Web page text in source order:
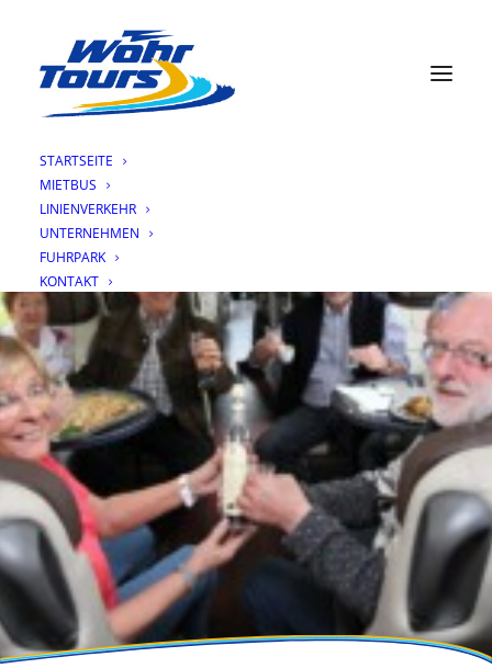
STARTSEITE
MIETBUS
LINIENVERKEHR
UNTERNEHMEN
FUHRPARK
KONTAKT